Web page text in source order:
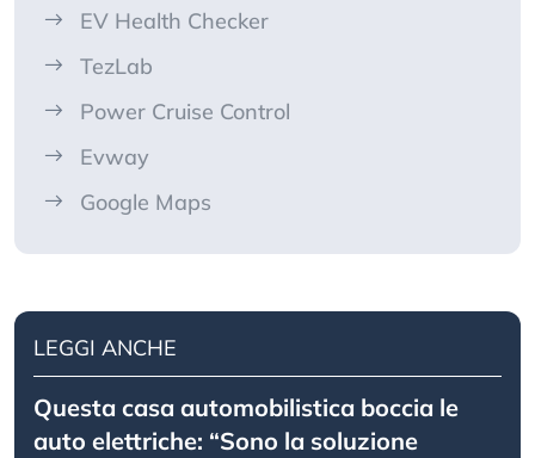
EV Health Checker
TezLab
Power Cruise Control
Evway
Google Maps
LEGGI ANCHE
Questa casa automobilistica boccia le
auto elettriche: “Sono la soluzione